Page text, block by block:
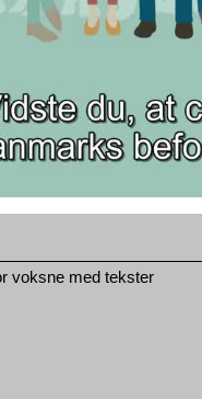
voksne med tekster